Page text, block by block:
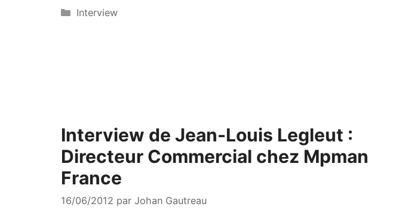
Catégories
Interview
Interview de Jean-Louis Legleut :
Directeur Commercial chez Mpman
France
16/06/2012 par Johan Gautreau